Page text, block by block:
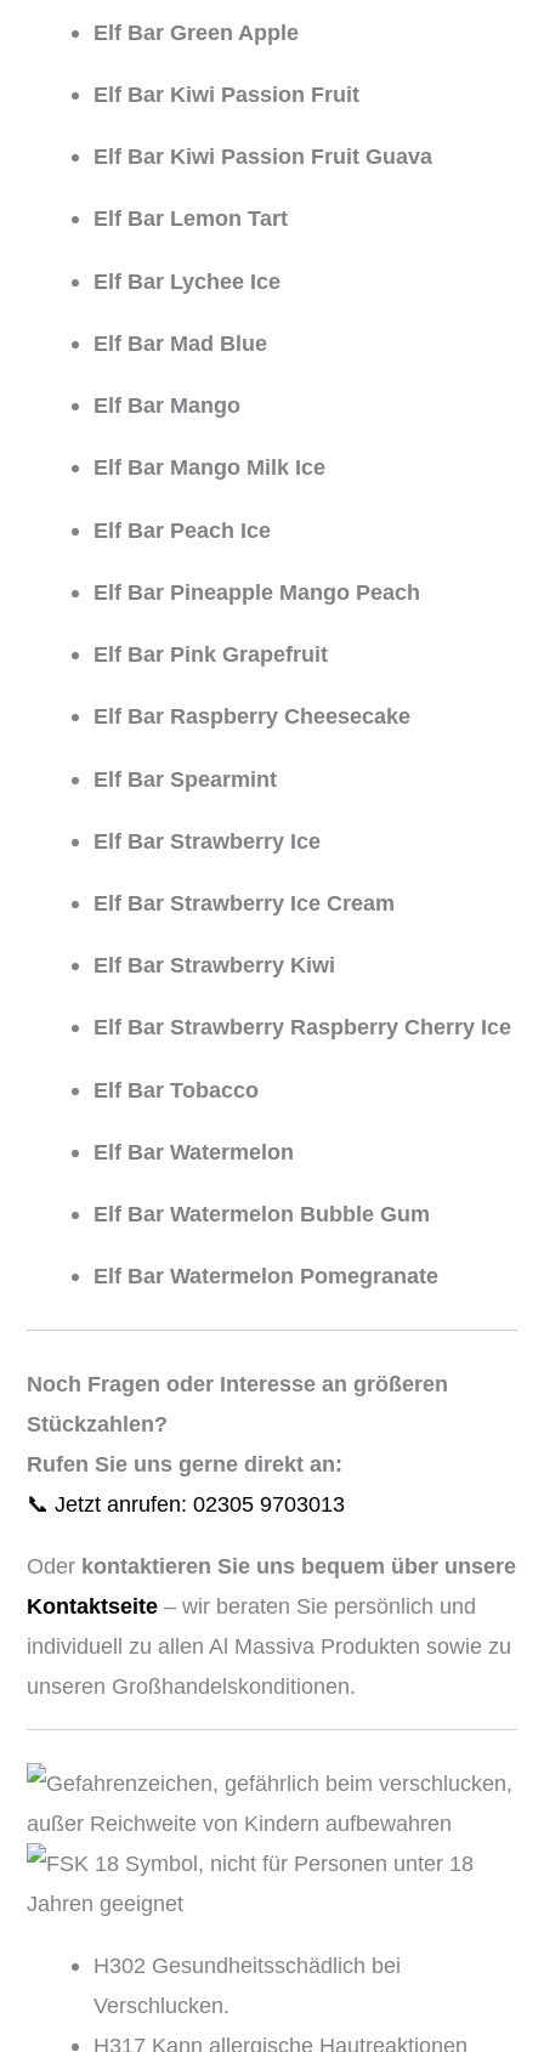
Elf Bar Green Apple
Elf Bar Kiwi Passion Fruit
Elf Bar Kiwi Passion Fruit Guava
Elf Bar Lemon Tart
Elf Bar Lychee Ice
Elf Bar Mad Blue
Elf Bar Mango
Elf Bar Mango Milk Ice
Elf Bar Peach Ice
Elf Bar Pineapple Mango Peach
Elf Bar Pink Grapefruit
Elf Bar Raspberry Cheesecake
Elf Bar Spearmint
Elf Bar Strawberry Ice
Elf Bar Strawberry Ice Cream
Elf Bar Strawberry Kiwi
Elf Bar Strawberry Raspberry Cherry Ice
Elf Bar Tobacco
Elf Bar Watermelon
Elf Bar Watermelon Bubble Gum
Elf Bar Watermelon Pomegranate
Noch Fragen oder Interesse an größeren
Stückzahlen?
Rufen Sie uns gerne direkt an:
📞 Jetzt anrufen: 02305 9703013
Oder kontaktieren Sie uns bequem über unsere
Kontaktseite – wir beraten Sie persönlich und
individuell zu allen Al Massiva Produkten sowie zu
unseren Großhandelskonditionen.
H302 Gesundheitsschädlich bei
Verschlucken.
H317 Kann allergische Hautreaktionen